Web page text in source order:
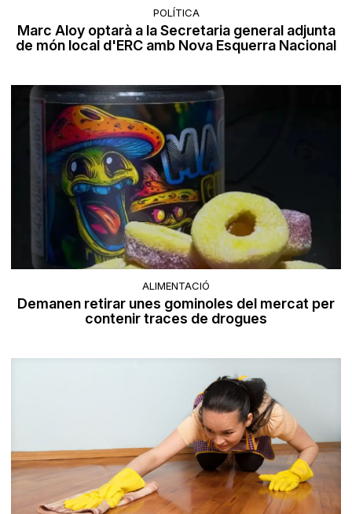
POLÍTICA
Marc Aloy optarà a la Secretaria general adjunta
de món local d'ERC amb Nova Esquerra Nacional
ALIMENTACIÓ
Demanen retirar unes gominoles del mercat per
contenir traces de drogues